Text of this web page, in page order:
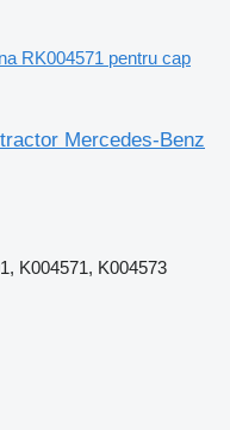
RK004571 pentru cap
Mercedes-Benz
K004571, K004573